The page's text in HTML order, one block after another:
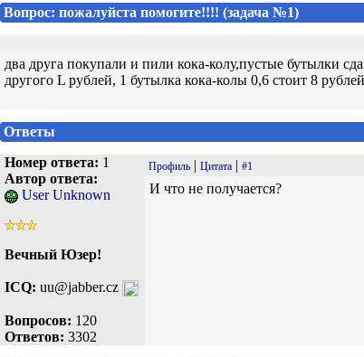
Вопрос: пожалуйста помогите!!!! (задача №1)
два друга покупали и пили кока-колу,пустые бутылки
другого L рублей, 1 бутылка кока-колы 0,6 стоит 8
Ответы
Номер ответа: 1
Автор ответа:
User Unknown
Вечный Юзер!
ICQ: uu@jabber.cz
Вопросов: 120
Ответов: 3302
Профиль | Цитата | #1
И что не получается?